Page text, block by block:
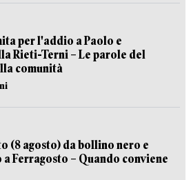
per l'addio a Paolo e
Rieti-Terni – Le parole del
comunità
(8 agosto) da bollino nero e
Ferragosto – Quando conviene